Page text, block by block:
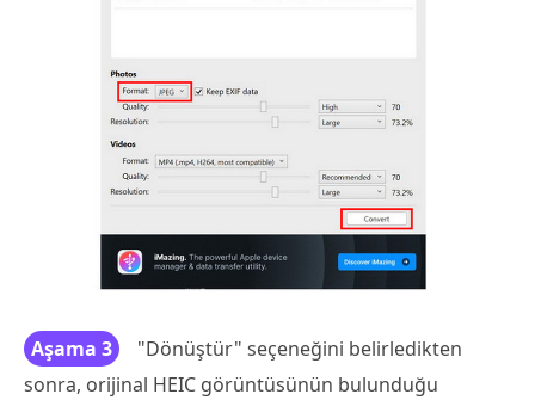
Aşama 3
"Dönüştür" seçeneğini belirledikten
sonra, orijinal HEIC görüntüsünün bulunduğu